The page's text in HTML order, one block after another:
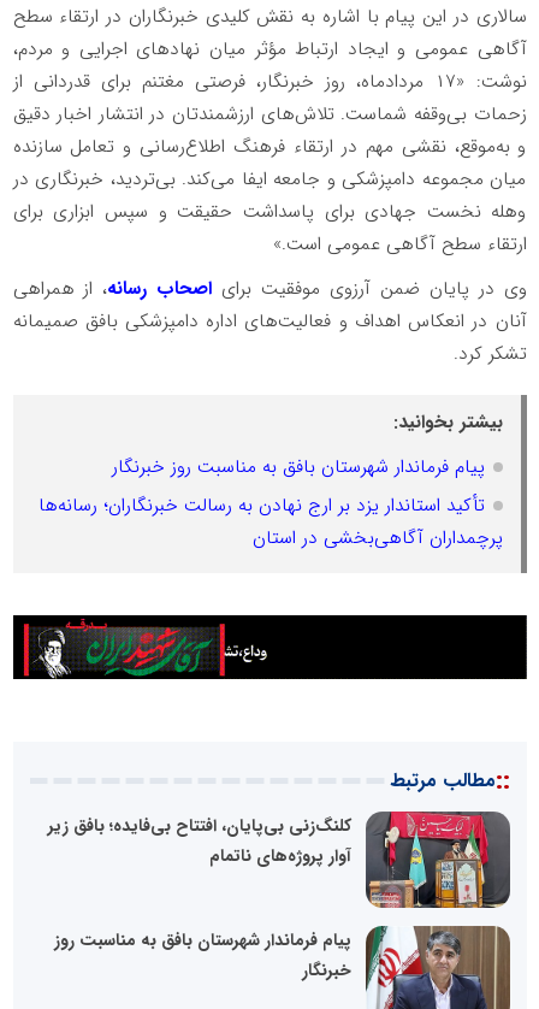
سالاری در این پیام با اشاره به نقش کلیدی خبرنگاران در ارتقاء سطح
آگاهی عمومی و ایجاد ارتباط مؤثر میان نهادهای اجرایی و مردم،
نوشت: «۱۷ مردادماه، روز خبرنگار، فرصتی مغتنم برای قدردانی از
زحمات بی‌وقفه شماست. تلاش‌های ارزشمندتان در انتشار اخبار دقیق
و به‌موقع، نقشی مهم در ارتقاء فرهنگ اطلاع‌رسانی و تعامل سازنده
میان مجموعه دامپزشکی و جامعه ایفا می‌کند. بی‌تردید، خبرنگاری در
وهله نخست جهادی برای پاسداشت حقیقت و سپس ابزاری برای
ارتقاء سطح آگاهی عمومی است.»
وی در پایان ضمن آرزوی موفقیت برای اصحاب رسانه، از همراهی
آنان در انعکاس اهداف و فعالیت‌های اداره دامپزشکی بافق صمیمانه
تشکر کرد.
بیشتر بخوانید:
پیام فرماندار شهرستان بافق به مناسبت روز خبرنگار
تأکید استاندار یزد بر ارج نهادن به رسالت خبرنگاران؛ رسانه‌ها
پرچمداران آگاهی‌بخشی در استان
::مطالب مرتبط
کلنگ‌زنی بی‌پایان، افتتاح بی‌فایده؛ بافق زیر
آوار پروژه‌های ناتمام
پیام فرماندار شهرستان بافق به مناسبت روز
خبرنگار